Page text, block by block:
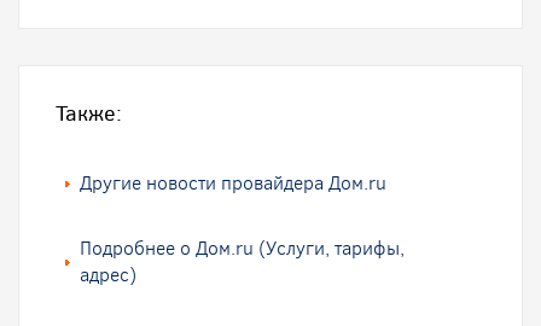
Также:
Другие новости провайдера Дом.ru
Подробнее о Дом.ru (Услуги, тарифы,
адрес)